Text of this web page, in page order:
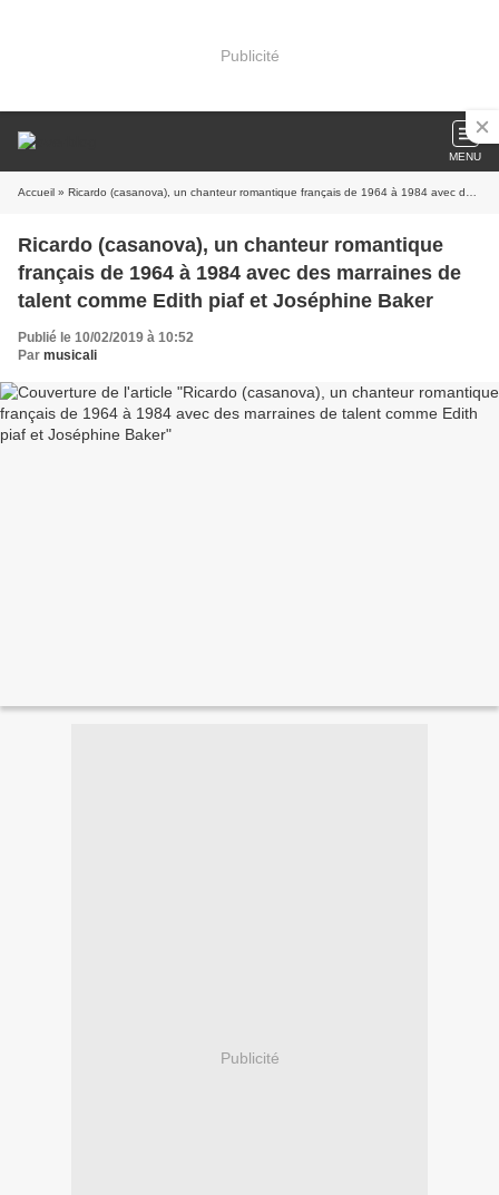
Publicité
MENU
Accueil » Ricardo (casanova), un chanteur romantique français de 1964 à 1984 avec des marraines de talent comme Edith piaf et Joséphine Baker
Ricardo (casanova), un chanteur romantique
français de 1964 à 1984 avec des marraines de
talent comme Edith piaf et Joséphine Baker
Publié le 10/02/2019 à 10:52
Par musicali
Publicité